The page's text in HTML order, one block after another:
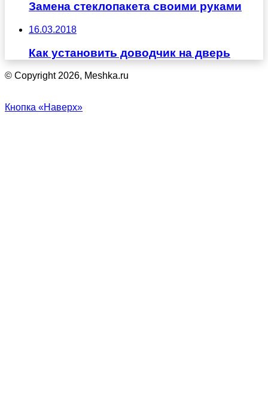
Замена стеклопакета своими руками
16.03.2018
Как установить доводчик на дверь
© Copyright 2026, Meshka.ru
Кнопка «Наверх»